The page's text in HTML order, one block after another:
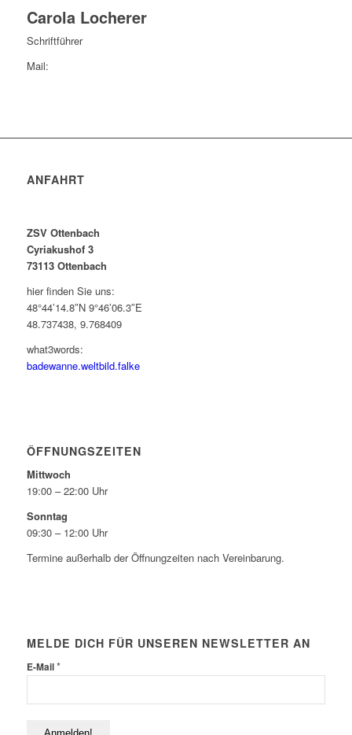
Carola Locherer
Schriftführer
Mail:
ANFAHRT
ZSV Ottenbach
Cyriakushof 3
73113 Ottenbach
hier finden Sie uns:
48°44’14.8″N 9°46’06.3″E
48.737438, 9.768409
what3words:
badewanne.weltbild.falke
ÖFFNUNGSZEITEN
Mittwoch
19:00 – 22:00 Uhr
Sonntag
09:30 – 12:00 Uhr
Termine außerhalb der Öffnungzeiten nach Vereinbarung.
MELDE DICH FÜR UNSEREN NEWSLETTER AN
E-Mail*